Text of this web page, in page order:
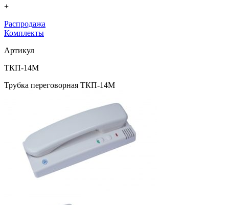
+
Распродажа
Комплекты
Артикул
ТКП-14М
Трубка переговорная ТКП-14М